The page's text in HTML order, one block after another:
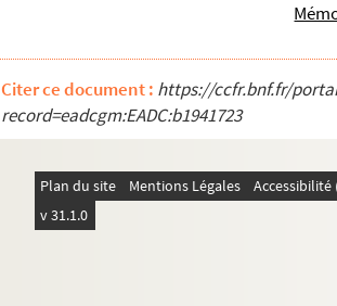
Citer ce document : https://ccfr.bnf.fr/
record=eadcgm:EADC:b1941723
Plan du site Mentions Légales
v 31.1.0